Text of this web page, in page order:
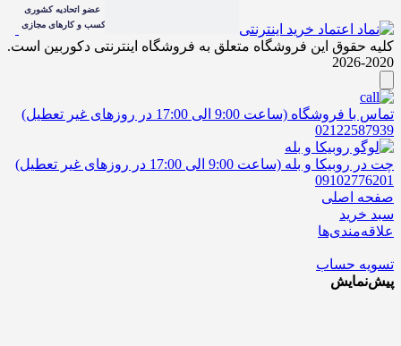
کلیه حقوق این فروشگاه متعلق به فروشگاه اینترنتی دکوربین است.
2020-2026
تماس با فروشگاه (ساعت 9:00 الی 17:00 در روزهای غیر تعطیل)
02122587939
چت در روبیکا و بله (ساعت 9:00 الی 17:00 در روزهای غیر تعطیل)
09102776201
صفحه اصلی
سبد خرید
علاقه‌مندی‌ها
تسویه حساب
پیش‌نمایش